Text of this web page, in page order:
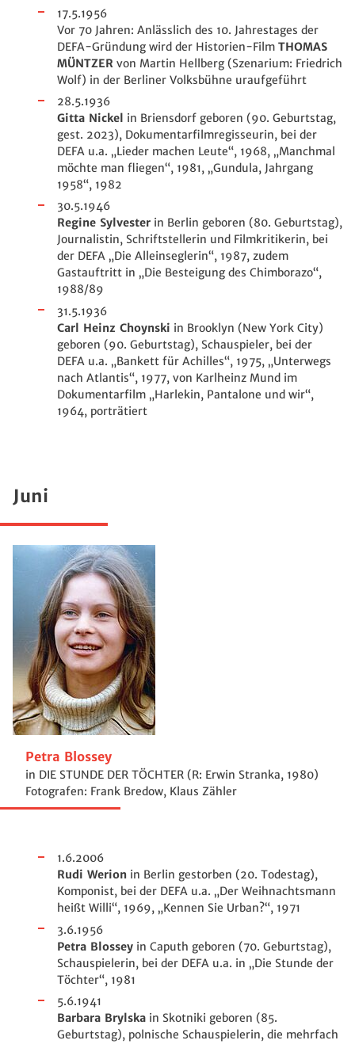
17.5.1956
Vor 70 Jahren: Anlässlich des 10. Jahrestages der
DEFA-Gründung wird der Historien-Film THOMAS
MÜNTZER von Martin Hellberg (Szenarium: Friedrich
Wolf) in der Berliner Volksbühne uraufgeführt
28.5.1936
Gitta Nickel in Briensdorf geboren (90. Geburtstag,
gest. 2023), Dokumentarfilmregisseurin, bei der
DEFA u.a. „Lieder machen Leute“, 1968, „Manchmal
möchte man fliegen“, 1981, „Gundula, Jahrgang
1958“, 1982
30.5.1946
Regine Sylvester in Berlin geboren (80. Geburtstag),
Journalistin, Schriftstellerin und Filmkritikerin, bei
der DEFA „Die Alleinseglerin“, 1987, zudem
Gastauftritt in „Die Besteigung des Chimborazo“,
1988/89
31.5.1936
Carl Heinz Choynski in Brooklyn (New York City)
geboren (90. Geburtstag), Schauspieler, bei der
DEFA u.a. „Bankett für Achilles“, 1975, „Unterwegs
nach Atlantis“, 1977, von Karlheinz Mund im
Dokumentarfilm „Harlekin, Pantalone und wir“,
1964, porträtiert
Juni
Petra Blossey
in DIE STUNDE DER TÖCHTER (R: Erwin Stranka, 1980)
Fotografen: Frank Bredow, Klaus Zähler
1.6.2006
Rudi Werion in Berlin gestorben (20. Todestag),
Komponist, bei der DEFA u.a. „Der Weihnachtsmann
heißt Willi“, 1969, „Kennen Sie Urban?“, 1971
3.6.1956
Petra Blossey in Caputh geboren (70. Geburtstag),
Schauspielerin, bei der DEFA u.a. in „Die Stunde der
Töchter“, 1981
5.6.1941
Barbara Brylska in Skotniki geboren (85.
Geburtstag), polnische Schauspielerin, die mehrfach